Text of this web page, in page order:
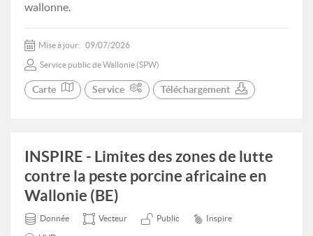
wallonne.
Mise à jour: 09/07/2026
Service public de Wallonie (SPW)
Carte Service Téléchargement
INSPIRE - Limites des zones de lutte
contre la peste porcine africaine en
Wallonie (BE)
Donnée Vecteur Public Inspire